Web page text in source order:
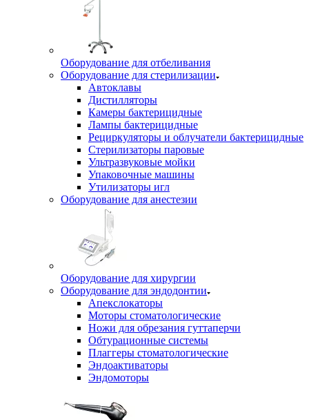
Оборудование для отбеливания
Оборудование для стерилизации
Автоклавы
Дистилляторы
Камеры бактерицидные
Лампы бактерицидные
Рециркуляторы и облучатели бактерицидные
Стерилизаторы паровые
Ультразвуковые мойки
Упаковочные машины
Утилизаторы игл
Оборудование для анестезии
Оборудование для хирургии
Оборудование для эндодонтии
Апекслокаторы
Моторы стоматологические
Ножи для обрезания гуттаперчи
Обтурационные системы
Плаггеры стоматологические
Эндоактиваторы
Эндомоторы